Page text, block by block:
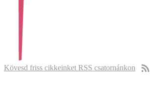
Kövesd friss cikkeinket RSS csatornánkon